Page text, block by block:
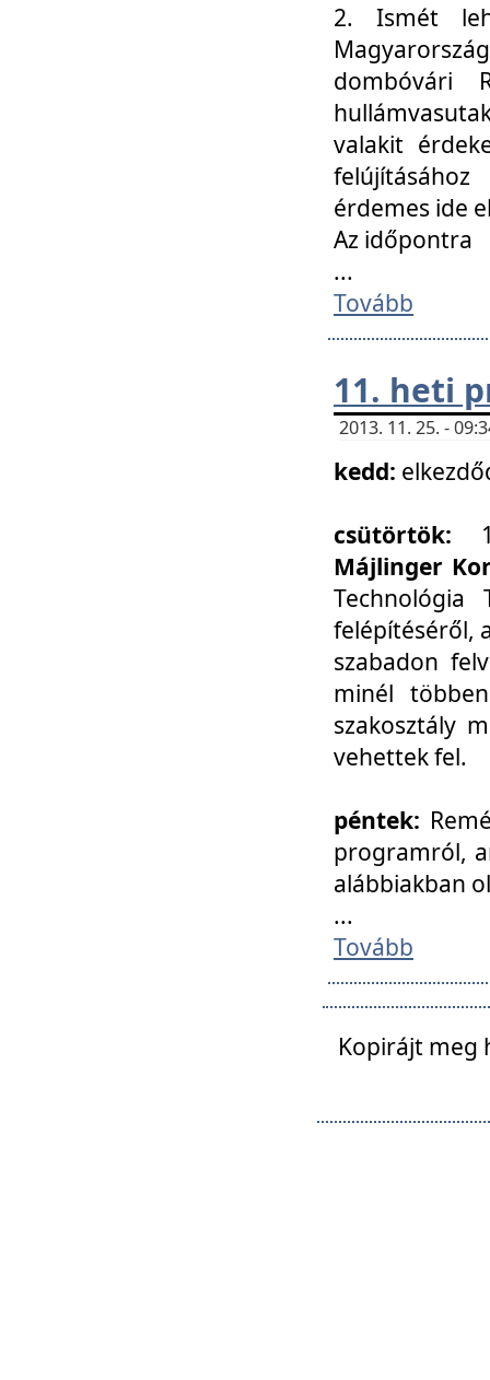
2. Ismét
dombóvári
valakit
érdemes ide
Az időpontra
...
Tovább
11. heti
2013. 11. 25. -
kedd:
csütörtök:
Májlinger
Technológia
felépítéséről,
szabadon
minél
szakosztály
vehettek fel.
péntek:
programról,
alábbiakban
...
Tovább
Kopirájt meg